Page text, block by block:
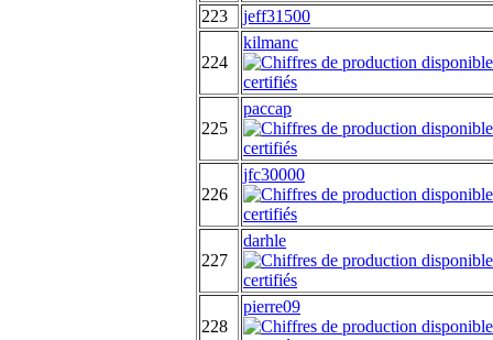
223 jeff31500
224
kilmanc
225
paccap
226
jfc30000
227
darhle
228
pierre09